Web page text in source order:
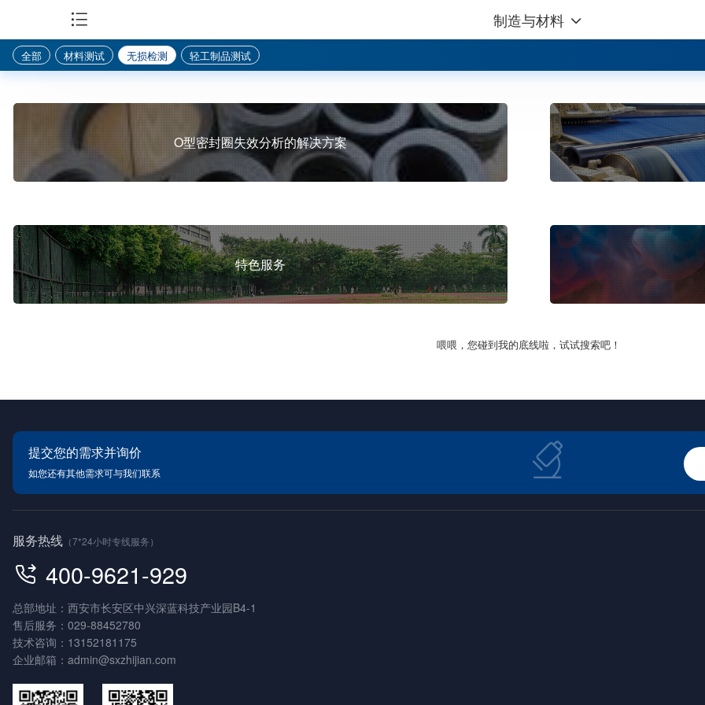
制造与材料
全部 材料测试 无损检测 轻工制品测试
O型密封圈失效分析的解决方案
特色服务
喂喂，您碰到我的底线啦，试试搜索吧！
提交您的需求并询价
如您还有其他需求可与我们联系
服务热线 （7*24小时专线服务）
400-9621-929
总部地址：西安市长安区中兴深蓝科技产业园B4-1
售后服务： 029-88452780
技术咨询： 13152181175
企业邮箱： admin@sxzhijian.com